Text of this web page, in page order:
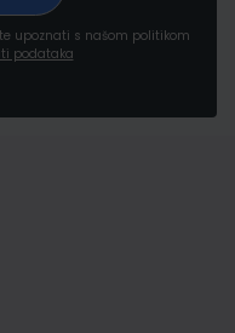
upoznati s našom politikom
podataka